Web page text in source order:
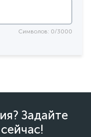
Символов: 0/3000
Задайте